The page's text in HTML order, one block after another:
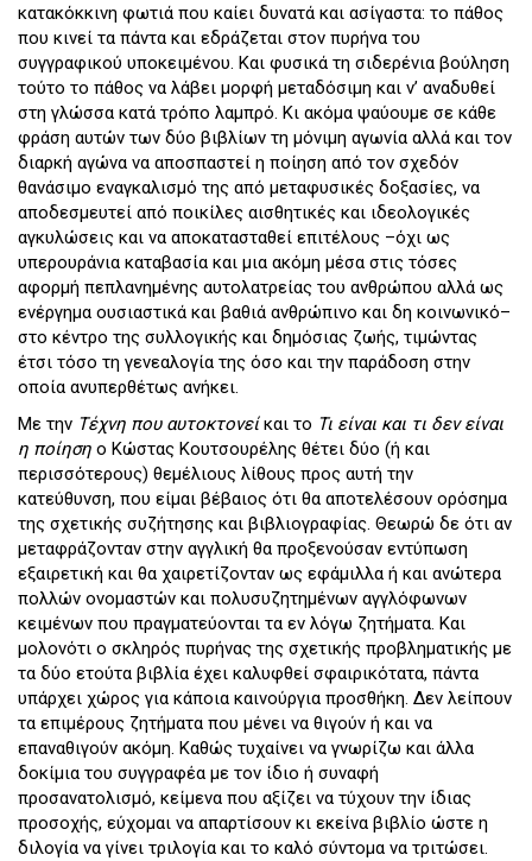
κατακόκκινη φωτιά που καίει δυνατά και ασίγαστα: το πάθος
που κινεί τα πάντα και εδράζεται στον πυρήνα του
συγγραφικού υποκειμένου. Και φυσικά τη σιδερένια βούληση
τούτο το πάθος να λάβει μορφή μεταδόσιμη και ν’ αναδυθεί
στη γλώσσα κατά τρόπο λαμπρό. Κι ακόμα ψαύουμε σε κάθε
φράση αυτών των δύο βιβλίων τη μόνιμη αγωνία αλλά και τον
διαρκή αγώνα να αποσπαστεί η ποίηση από τον σχεδόν
θανάσιμο εναγκαλισμό της από μεταφυσικές δοξασίες, να
αποδεσμευτεί από ποικίλες αισθητικές και ιδεολογικές
αγκυλώσεις και να αποκατασταθεί επιτέλους –όχι ως
υπερουράνια καταβασία και μια ακόμη μέσα στις τόσες
αφορμή πεπλανημένης αυτολατρείας του ανθρώπου αλλά ως
ενέργημα ουσιαστικά και βαθιά ανθρώπινο και δη κοινωνικό–
στο κέντρο της συλλογικής και δημόσιας ζωής, τιμώντας
έτσι τόσο τη γενεαλογία της όσο και την παράδοση στην
οποία ανυπερθέτως ανήκει.
Με την Τέχνη που αυτοκτονείκαι το Τι είναι και τι δεν είναι
η ποίηση ο Κώστας Κουτσουρέλης θέτει δύο (ή και
περισσότερους) θεμέλιους λίθους προς αυτή την
κατεύθυνση, που είμαι βέβαιος ότι θα αποτελέσουν ορόσημα
της σχετικής συζήτησης και βιβλιογραφίας. Θεωρώ δε ότι αν
μεταφράζονταν στην αγγλική θα προξενούσαν εντύπωση
εξαιρετική και θα χαιρετίζονταν ως εφάμιλλα ή και ανώτερα
πολλών ονομαστών και πολυσυζητημένων αγγλόφωνων
κειμένων που πραγματεύονται τα εν λόγω ζητήματα. Και
μολονότι ο σκληρός πυρήνας της σχετικής προβληματικής με
τα δύο ετούτα βιβλία έχει καλυφθεί σφαιρικότατα, πάντα
υπάρχει χώρος για κάποια καινούργια προσθήκη. Δεν λείπουν
τα επιμέρους ζητήματα που μένει να θιγούν ή και να
επαναθιγούν ακόμη. Καθώς τυχαίνει να γνωρίζω και άλλα
δοκίμια του συγγραφέα με τον ίδιο ή συναφή
προσανατολισμό, κείμενα που αξίζει να τύχουν την ίδιας
προσοχής, εύχομαι να απαρτίσουν κι εκείνα βιβλίο ώστε η
διλογία να γίνει τριλογία και το καλό σύντομα να τριτώσει.